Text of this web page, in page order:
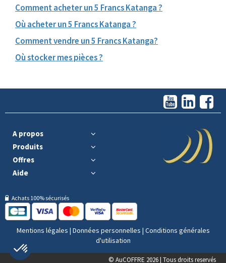
Comment acheter un 5 Francs Katanga ?
Où acheter un 5 Francs Katanga ?
Comment vendre un 5 Francs Katanga?
Où stocker mes pièces ?
A propos
Produits
Offres
Aide
Achats 100% sécurisés
Mentions légales | Données personnelles | Conditions générales
d'utilisation
© AuCOFFRE 2026 | Tous droits reservés